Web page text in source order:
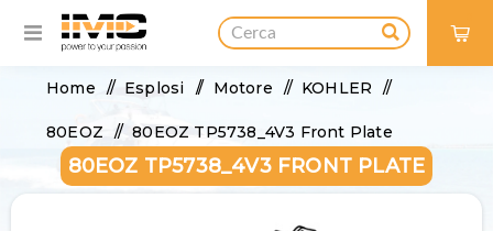
Home / Esplosi / Motore / KOHLER /
80EOZ / 80EOZ TP5738_4V3 Front Plate
80EOZ TP5738_4V3 FRONT PLATE